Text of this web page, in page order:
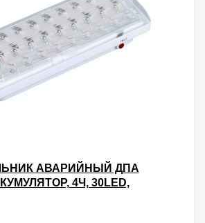
АВАРИЙНЫЙ ДПА
4Ч, 30LED,